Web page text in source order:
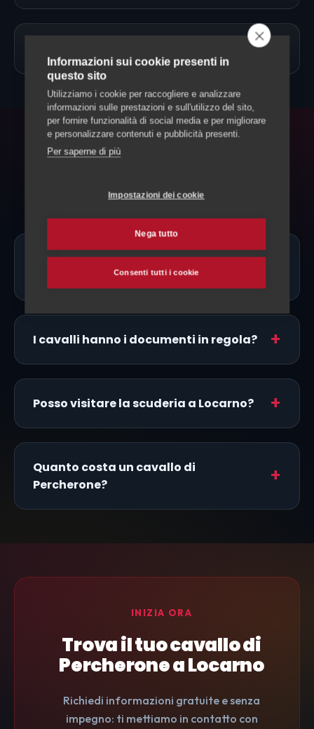
Ci sono allevatori di Percherone proprio
I cavalli hanno i documenti in regola?
Posso visitare la scuderia a Locarno?
Quanto costa un cavallo di
Percherone?
INIZIA ORA
Trova il tuo cavallo di
Percherone a Locarno
Richiedi informazioni gratuite e senza
impegno: ti mettiamo in contatto con
Informazioni sui cookie presenti in
questo sito
Utilizziamo i cookie per raccogliere e analizzare
informazioni sulle prestazioni e sull'utilizzo del sito,
per fornire funzionalità di social media e per migliorare
e personalizzare contenuti e pubblicità presenti.
Per saperne di più
Impostazioni dei cookie
Nega tutto
Consenti tutti i cookie